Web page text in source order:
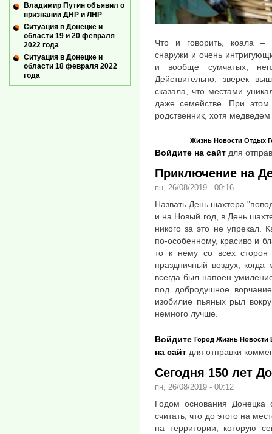
Что и говорить, коала –
снаружи и очень
и вообще сумчатых,
Действительно, зверек
сказала, что местами
даже семействе. При
родственник, хотя медведем
Жизнь Новости Отдых
Войдите на сайт для
Приключение на
пн, 26/08/2019 - 00:16
Назвать День шахтера
и на Новый год, в День
никого за это не упрекал.
по-особенному, красиво и
то к нему со всех сторон
праздничный воздух,
всегда был напоен
под добродушное
изобилие пьяных рыл
немного лучше.
Город Жизнь Новости
Войдите
на сайт для отправки
Сегодня 150 лет
пн, 26/08/2019 - 00:12
Годом основания
считать, что до этого на
на территории, которую
Владимир Путин объявил о
признании ДНР и ЛНР
Ситуация в Донецке и
области 19 и 20 февраля
2022 года
Ситуация в Донецке и
области 18 февраля 2022
года